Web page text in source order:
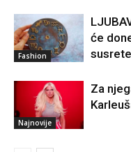
Fashion
će
Najnovije
Za